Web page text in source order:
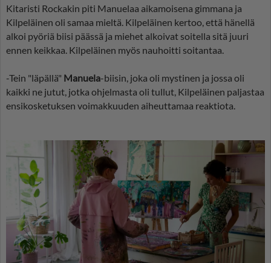
Kitaristi Rockakin piti Manuelaa aikamoisena gimmana ja
Kilpeläinen oli samaa mieltä. Kilpeläinen kertoo, että hänellä
alkoi pyöriä biisi päässä ja miehet alkoivat soitella sitä juuri
ennen keikkaa. Kilpeläinen myös nauhoitti soitantaa.
-Tein "läpällä" Manuela-biisin, joka oli mystinen ja jossa oli
kaikki ne jutut, jotka ohjelmasta oli tullut, Kilpeläinen paljastaa
ensikosketuksen voimakkuuden aiheuttamaa reaktiota.